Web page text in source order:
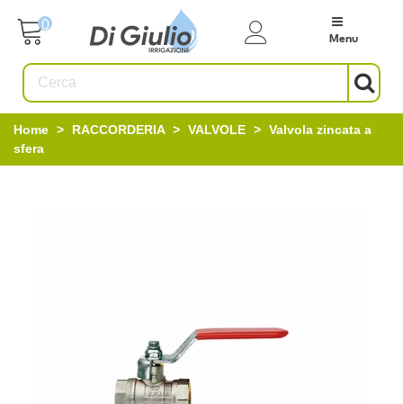
0
Menu
Home > RACCORDERIA > VALVOLE > Valvola zincata a
sfera